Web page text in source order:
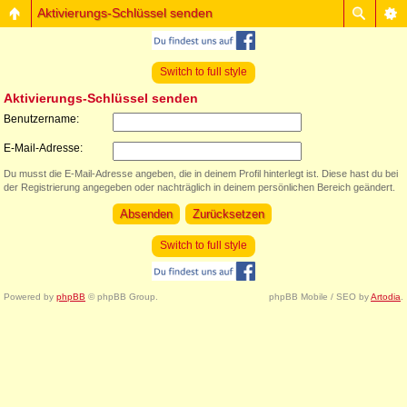
Aktivierungs-Schlüssel senden
Switch to full style
Aktivierungs-Schlüssel senden
Benutzername:
E-Mail-Adresse:
Du musst die E-Mail-Adresse angeben, die in deinem Profil hinterlegt ist. Diese hast du bei
der Registrierung angegeben oder nachträglich in deinem persönlichen Bereich geändert.
Switch to full style
Powered by phpBB © phpBB Group. phpBB Mobile / SEO byArtodia